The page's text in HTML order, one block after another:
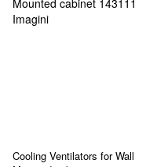
Cooling Ventilators for Wall